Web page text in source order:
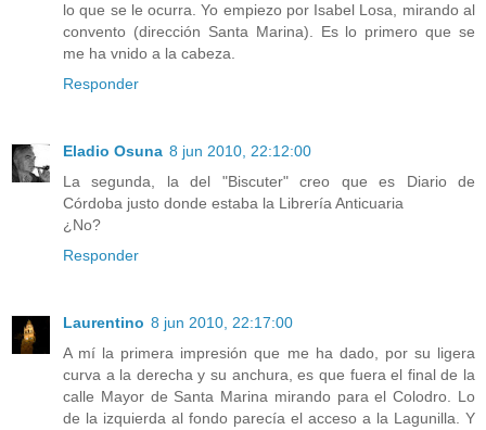
lo que se le ocurra. Yo empiezo por Isabel Losa, mirando al
convento (dirección Santa Marina). Es lo primero que se
me ha vnido a la cabeza.
Responder
Eladio Osuna 8 jun 2010, 22:12:00
La segunda, la del "Biscuter" creo que es Diario de
Córdoba justo donde estaba la Librería Anticuaria
¿No?
Responder
Laurentino 8 jun 2010, 22:17:00
A mí la primera impresión que me ha dado, por su ligera
curva a la derecha y su anchura, es que fuera el final de la
calle Mayor de Santa Marina mirando para el Colodro. Lo
de la izquierda al fondo parecía el acceso a la Lagunilla. Y